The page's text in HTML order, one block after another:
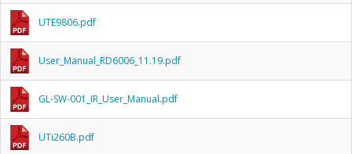
UTE9806.pdf
User_Manual_RD6006_11.19.pdf
GL-SW-001_IR_User_Manual.pdf
UTi260B.pdf